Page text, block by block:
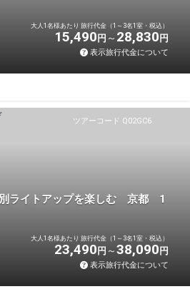
大人1名様あたり 旅行代金（1～3名1室・税込）
15,490 円 28,830 円
表示旅行代金について
ツアーコード Q02GC6
別ライトアップを楽しむ 京都 1
大人1名様あたり 旅行代金（1～3名1室・税込）
23,490 円 38,090 円
表示旅行代金について